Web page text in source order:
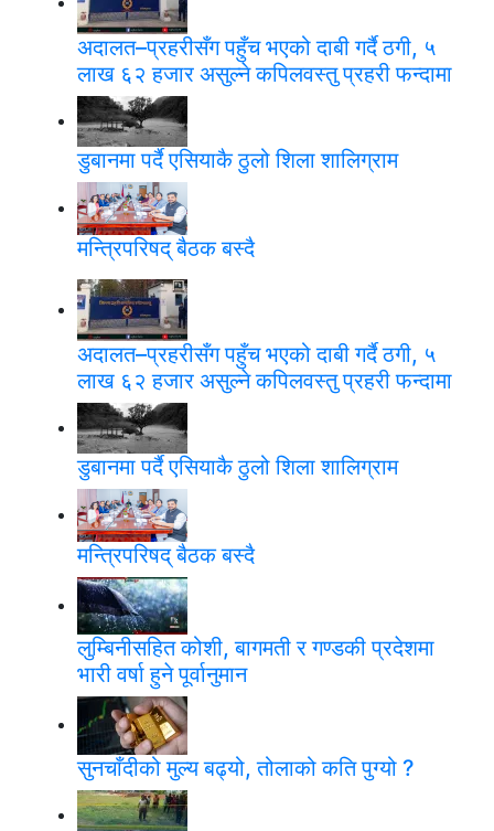
अदालत–प्रहरीसँग पहुँच भएको दाबी गर्दै ठगी, ५
लाख ६२ हजार असुल्ने कपिलवस्तु प्रहरी फन्दामा
डुबानमा पर्दै एसियाकै ठुलो शिला शालिग्राम
मन्त्रिपरिषद् बैठक बस्दै
अदालत–प्रहरीसँग पहुँच भएको दाबी गर्दै ठगी, ५
लाख ६२ हजार असुल्ने कपिलवस्तु प्रहरी फन्दामा
डुबानमा पर्दै एसियाकै ठुलो शिला शालिग्राम
मन्त्रिपरिषद् बैठक बस्दै
लुम्बिनीसहित कोशी, बागमती र गण्डकी प्रदेशमा
भारी वर्षा हुने पूर्वानुमान
सुनचाँदीको मुल्य बढ्यो, तोलाको कति पुग्यो ?